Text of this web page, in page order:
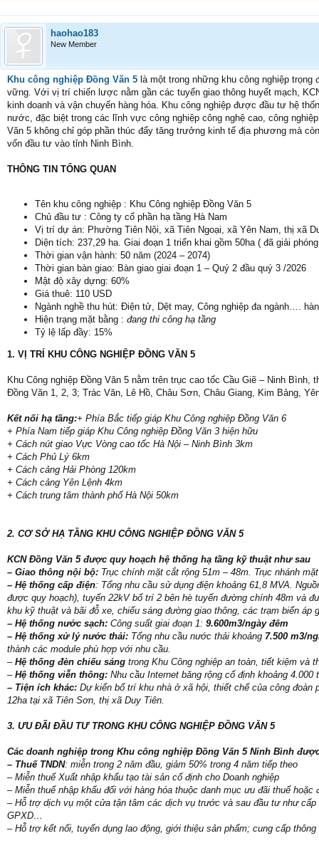
haohao183
New Member
Khu công nghiệp Đồng Văn 5 là một trong những khu công nghiệp
vững. Với vị trí chiến lược nằm gần các tuyến giao thông huyết mạch,
kinh doanh và vận chuyển hàng hóa. Khu công nghiệp được đầu tư hệ
nước, đặc biệt trong các lĩnh vực công nghiệp công nghệ cao, công
Văn 5 không chỉ góp phần thúc đẩy tăng trưởng kinh tế địa phương mà
vốn đầu tư vào tỉnh Ninh Bình.
THÔNG TIN TỔNG QUAN
Tên khu công nghiệp : Khu Công nghiệp Đồng Văn 5
Chủ đầu tư : Công ty cổ phần hạ tầng Hà Nam
Vị trí dự án: Phường Tiên Nội, xã Tiên Ngoại, xã Yên Nam, thị xã
Diện tích: 237,29 ha. Giai đoạn 1 triển khai gồm 50ha ( đã giải
Thời gian vận hành: 50 năm (2024 – 2074)
Thời gian bàn giao: Bàn giao giai đoạn 1 – Quý 2 đầu quý 3 /2026
Mật độ xây dựng: 60%
Giá thuê: 110 USD
Ngành nghề thu hút: Điện tử, Dệt may, Công nghiệp đa ngành….
Hiện trạng mặt bằng : đang thi công hạ tầng
Tỷ lệ lấp đầy: 15%
1. VỊ TRÍ KHU CÔNG NGHIỆP ĐỒNG VĂN 5
Khu Công nghiệp Đồng Văn 5 nằm trên trục cao tốc Cầu Giẽ – Ninh
Đồng Văn 1, 2, 3; Trác Văn, Lê Hồ, Châu Sơn, Châu Giang, Kim Bảng,
Kết nối hạ tầng:+ Phía Bắc tiếp giáp Khu Công nghiệp Đồng Văn 6
+ Phía Nam tiếp giáp Khu Công nghiệp Đồng Văn 3 hiện hữu
+ Cách nút giao Vực Vòng cao tốc Hà Nội – Ninh Bình 3km
+ Cách Phủ Lý 6km
+ Cách cảng Hải Phòng 120km
+ Cách cảng Yên Lệnh 4km
+ Cách trung tâm thành phố Hà Nội 50km
2. CƠ SỞ HẠ TẦNG KHU CÔNG NGHIỆP ĐỒNG VĂN 5
KCN Đồng Văn 5 được quy hoạch hệ thống hạ tầng kỹ thuật như sau
– Giao thông nội bộ: Trục chính mặt cắt rộng 51m – 48m. Trục nhánh
– Hệ thống cấp điện: Tổng nhu cầu sử dụng điện khoảng 61,8 MVA.
được quy hoạch), tuyến 22kV bố trí 2 bên hè tuyến đường chính 48m và
khu kỹ thuật và bãi đỗ xe, chiếu sáng đường giao thông, các trạm biến
– Hệ thống nước sạch: Công suất giai đoạn 1: 9.600m3/ngày đêm
– Hệ thống xử lý nước thải: Tổng nhu cầu nước thải khoảng 7.500 m3/
thành các module phù hợp với nhu cầu.
– Hệ thống đèn chiếu sáng trong Khu Công nghiệp an toàn, tiết kiệm và
– Hệ thống viễn thông: Nhu cầu Internet băng rộng cố định khoảng
– Tiện ích khác: Dự kiến bố trí khu nhà ở xã hội, thiết chế của công
12ha tại xã Tiên Sơn, thị xã Duy Tiên.
3. ƯU ĐÃI ĐẦU TƯ TRONG KHU CÔNG NGHIỆP ĐỒNG VĂN 5
Các doanh nghiệp trong Khu công nghiệp Đồng Văn 5 Ninh Bình
– Thuế TNDN: miễn trong 2 năm đầu, giảm 50% trong 4 năm tiếp theo
– Miễn thuế Xuất nhập khẩu tạo tài sản cố định cho Doanh nghiệp
– Miễn thuế nhập khẩu đối với hàng hóa thuộc danh mục ưu đãi thuế hoặc
– Hỗ trợ dịch vụ một cửa tận tâm các dịch vụ trước và sau đầu tư như
GPXD…
– Hỗ trợ kết nối, tuyển dụng lao động, giới thiệu sản phẩm; cung cấp